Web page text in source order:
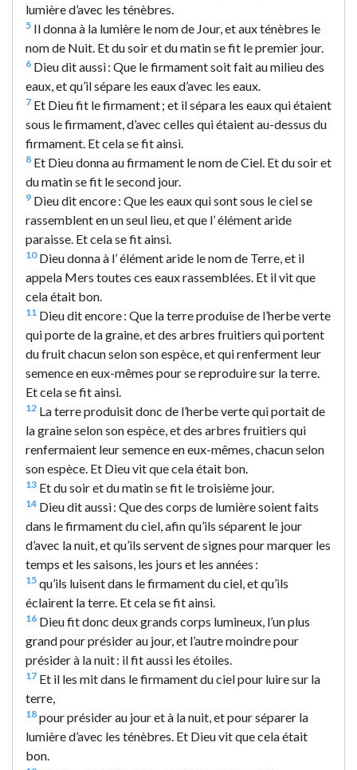
lumière d’avec les ténèbres.
5 Il donna à la lumière le nom de Jour, et aux ténèbres le
nom de Nuit. Et du soir et du matin se fit le premier jour.
6 Dieu dit aussi : Que le firmament soit fait au milieu des
eaux, et qu’il sépare les eaux d’avec les eaux.
7 Et Dieu fit le firmament ; et il sépara les eaux qui étaient
sous le firmament, d’avec celles qui étaient au-dessus du
firmament. Et cela se fit ainsi.
8 Et Dieu donna au firmament le nom de Ciel. Et du soir et
du matin se fit le second jour.
9 Dieu dit encore : Que les eaux qui sont sous le ciel se
rassemblent en un seul lieu, et que l’ élément aride
paraisse. Et cela se fit ainsi.
10Dieu donna à l’ élément aride le nom de Terre, et il
appela Mers toutes ces eaux rassemblées. Et il vit que
cela était bon.
11 Dieu dit encore : Que la terre produise de l’herbe verte
qui porte de la graine, et des arbres fruitiers qui portent
du fruit chacun selon son espèce, et qui renferment leur
semence en eux-mêmes pour se reproduire sur la terre.
Et cela se fit ainsi.
12 La terre produisit donc de l’herbe verte qui portait de
la graine selon son espèce, et des arbres fruitiers qui
renfermaient leur semence en eux-mêmes, chacun selon
son espèce. Et Dieu vit que cela était bon.
13 Et du soir et du matin se fit le troisième jour.
14 Dieu dit aussi : Que des corps de lumière soient faits
dans le firmament du ciel, afin qu’ils séparent le jour
d’avec la nuit, et qu’ils servent de signes pour marquer les
temps et les saisons, les jours et les années :
15 qu’ils luisent dans le firmament du ciel, et qu’ils
éclairent la terre. Et cela se fit ainsi.
16 Dieu fit donc deux grands corps lumineux, l’un plus
grand pour présider au jour, et l’autre moindre pour
présider à la nuit : il fit aussi les étoiles.
17 Et il les mit dans le firmament du ciel pour luire sur la
terre,
18 pour présider au jour et à la nuit, et pour séparer la
lumière d’avec les ténèbres. Et Dieu vit que cela était
bon.